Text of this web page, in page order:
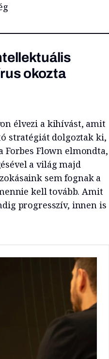
okozta
élvezi a kihívást, amit
stratégiát dolgoztak ki,
Forbes Flown elmondta,
a világ majd
sem fognak a
kell tovább. Amit
progresszív, innen is